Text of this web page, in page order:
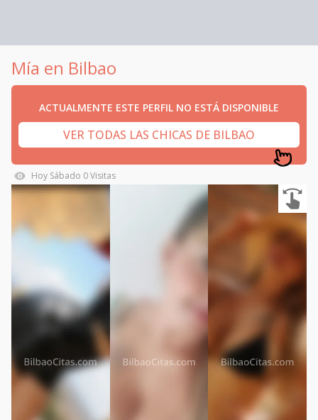
Mía en Bilbao
ACTUALMENTE ESTE PERFIL NO ESTÁ DISPONIBLE
VER TODAS LAS CHICAS DE BILBAO
Hoy Sábado 0Visitas